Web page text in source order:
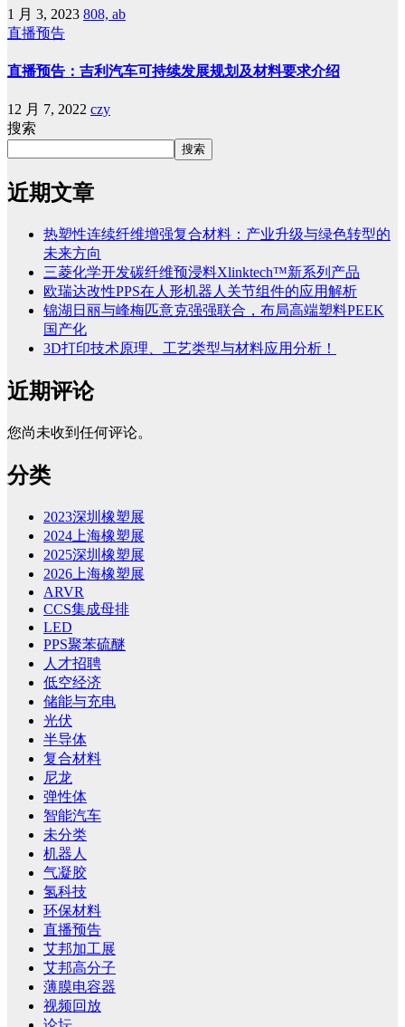
1 月 3, 2023 808, ab
直播预告
直播预告：吉利汽车可持续发展规划及材料要求介绍
12 月 7, 2022 czy
搜索
搜索
近期文章
热塑性连续纤维增强复合材料：产业升级与绿色转型的
未来方向
三菱化学开发碳纤维预浸料Xlinktech™新系列产品
欧瑞达改性PPS在人形机器人关节组件的应用解析
锦湖日丽与峰梅匹意克强强联合，布局高端塑料PEEK
国产化
3D打印技术原理、工艺类型与材料应用分析！
近期评论
您尚未收到任何评论。
分类
2023深圳橡塑展
2024上海橡塑展
2025深圳橡塑展
2026上海橡塑展
ARVR
CCS集成母排
LED
PPS聚苯硫醚
人才招聘
低空经济
储能与充电
光伏
半导体
复合材料
尼龙
弹性体
智能汽车
未分类
机器人
气凝胶
氢科技
环保材料
直播预告
艾邦加工展
艾邦高分子
薄膜电容器
视频回放